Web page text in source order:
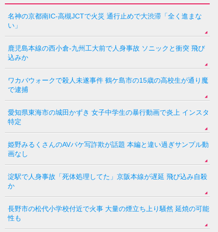
名神の京都南IC-高槻JCTで火災 通行止めで大渋滞「全く進まな
い」
鹿児島本線の西小倉-九州工大前で人身事故 ソニックと衝突 飛び
込みか
ワカバウォークで殺人未遂事件 鶴ケ島市の15歳の高校生が通り魔
で逮捕
愛知県東海市の城田かずき 女子中学生の暴行動画で炎上 インスタ
特定
姫野みるくさんのAVパケ写詐欺が話題 本編と違い過ぎサンプル動
画なし
淀駅で人身事故「死体処理してた」京阪本線が遅延 飛び込み自殺
か
長野市の松代小学校付近で火事 大量の煙立ち上り騒然 延焼の可能
性も